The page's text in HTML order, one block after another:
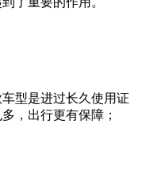
型是进过长久使用证
，出行更有保障；